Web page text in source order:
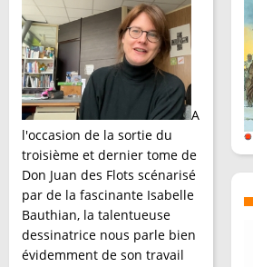
A
l'occasion de la sortie du
troisième et dernier tome de
Don Juan des Flots scénarisé
par de la fascinante Isabelle
Bauthian, la talentueuse
dessinatrice nous parle bien
évidemment de son travail